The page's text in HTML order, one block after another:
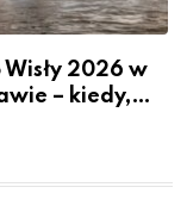
2026 w
– kiedy,